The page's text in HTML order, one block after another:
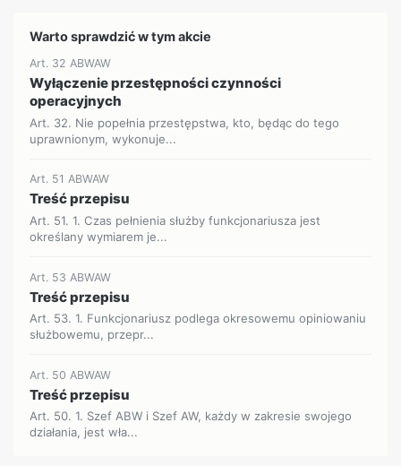
Warto sprawdzić w tym akcie
Art. 32 ABWAW
Wyłączenie przestępności czynności
operacyjnych
Art. 32. Nie popełnia przestępstwa, kto, będąc do tego
uprawnionym, wykonuje...
Art. 51 ABWAW
Treść przepisu
Art. 51. 1. Czas pełnienia służby funkcjonariusza jest
określany wymiarem je...
Art. 53 ABWAW
Treść przepisu
Art. 53. 1. Funkcjonariusz podlega okresowemu opiniowaniu
służbowemu, przepr...
Art. 50 ABWAW
Treść przepisu
Art. 50. 1. Szef ABW i Szef AW, każdy w zakresie swojego
działania, jest wła...